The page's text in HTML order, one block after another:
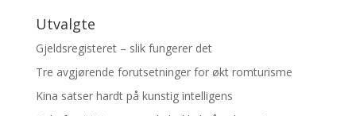
Utvalgte
Gjeldsregisteret – slik fungerer det
Tre avgjørende forutsetninger for økt romturisme
Kina satser hardt på kunstig intelligens